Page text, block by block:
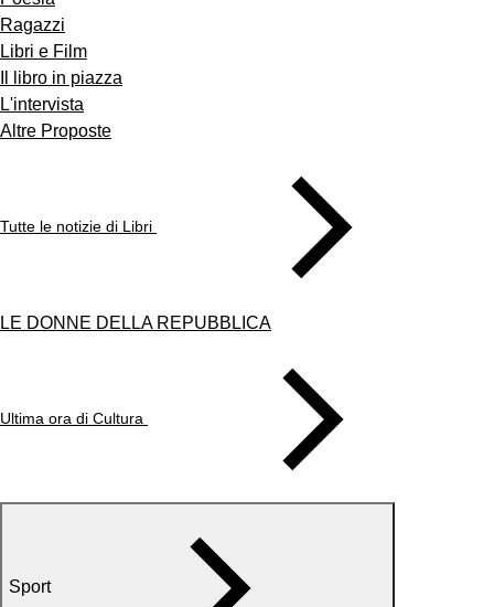
Ragazzi
Libri e Film
Il libro in piazza
L'intervista
Altre Proposte
Tutte le notizie di Libri
LE DONNE DELLA REPUBBLICA
Ultima ora di Cultura
Sport